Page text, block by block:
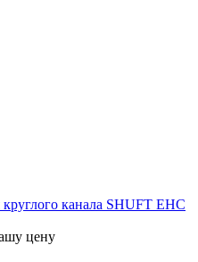
канала SHUFT EHC
цену